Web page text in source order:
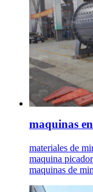
maquinas
materiales de
maquina
maquinas de